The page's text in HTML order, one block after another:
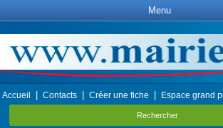
Menu
Accueil Contacts Créer une fiche Espace grand
Rechercher